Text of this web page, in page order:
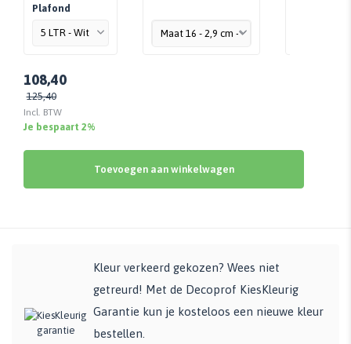
Plafond
108,40
125,40
Incl. BTW
Je bespaart 2%
Toevoegen aan winkelwagen
Kleur verkeerd gekozen? Wees niet
getreurd! Met de Decoprof KiesKleurig
Garantie kun je kosteloos een nieuwe kleur
bestellen.